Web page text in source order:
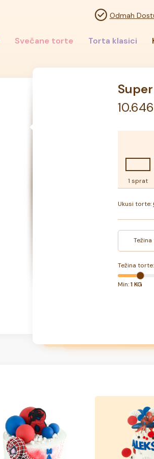
Odmah
Svečane torte Torta klasici
10.646
1 sprat
Ukusi torte:
Težina torte:
Min:1 KG